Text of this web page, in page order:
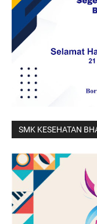
SMK KESEHATAN